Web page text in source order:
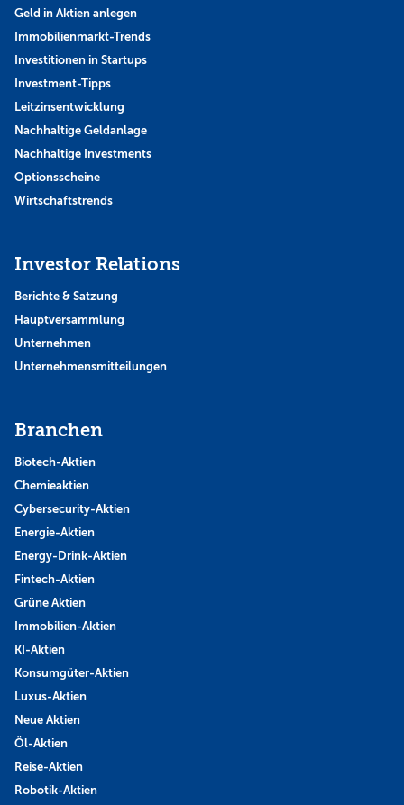
Geld in Aktien anlegen
Immobilienmarkt-Trends
Investitionen in Startups
Investment-Tipps
Leitzinsentwicklung
Nachhaltige Geldanlage
Nachhaltige Investments
Optionsscheine
Wirtschaftstrends
Investor Relations
Berichte & Satzung
Hauptversammlung
Unternehmen
Unternehmensmitteilungen
Branchen
Biotech-Aktien
Chemieaktien
Cybersecurity-Aktien
Energie-Aktien
Energy-Drink-Aktien
Fintech-Aktien
Grüne Aktien
Immobilien-Aktien
KI-Aktien
Konsumgüter-Aktien
Luxus-Aktien
Neue Aktien
Öl-Aktien
Reise-Aktien
Robotik-Aktien